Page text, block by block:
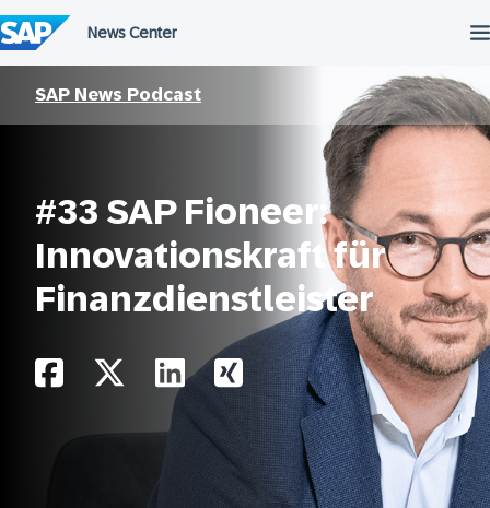
SAP News Podcast
#33 SAP Fioneer:
Innovationskraft für
Finanzdienstleister